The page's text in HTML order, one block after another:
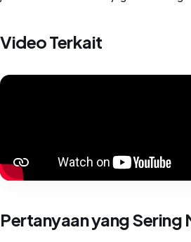
Video Terkait
Pertanyaan yang Sering